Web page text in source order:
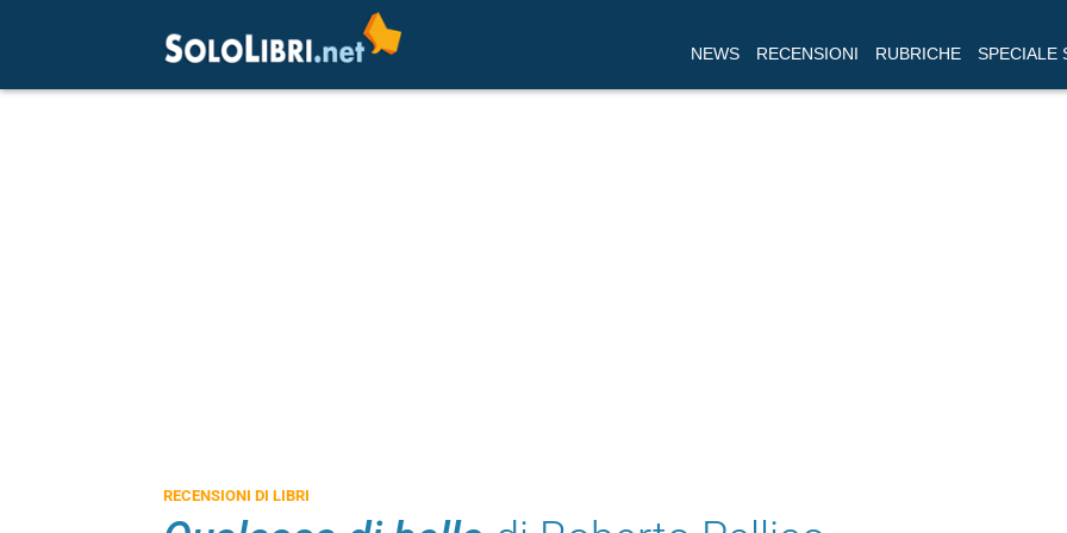
NEWS RECENSIONI RUBRICHE SPECIALE
RECENSIONI DI LIBRI